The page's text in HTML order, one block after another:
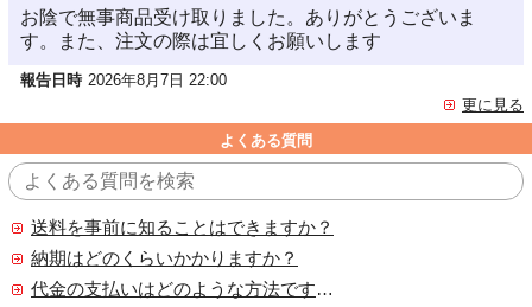
お陰で無事商品受け取りました。ありがとうございま
す。また、注文の際は宜しくお願いします
報告日時 2026年8月7日 22:00
更に見る
よくある質問
送料を事前に知ることはできますか？
納期はどのくらいかかりますか？
代金の支払いはどのような方法ですか？